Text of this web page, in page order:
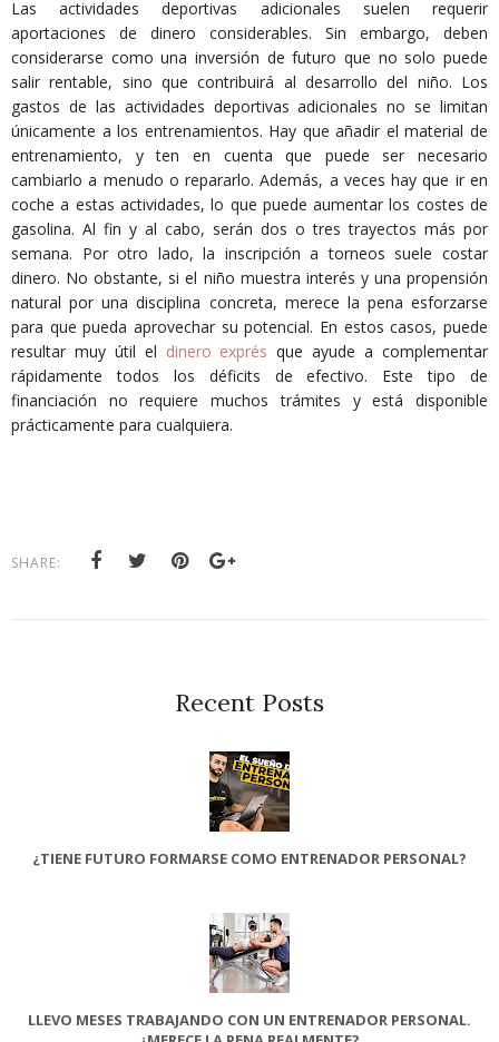
Las actividades deportivas adicionales suelen requerir
aportaciones de dinero considerables. Sin embargo, deben
considerarse como una inversión de futuro que no solo puede
salir rentable, sino que contribuirá al desarrollo del niño. Los
gastos de las actividades deportivas adicionales no se limitan
únicamente a los entrenamientos. Hay que añadir el material de
entrenamiento, y ten en cuenta que puede ser necesario
cambiarlo a menudo o repararlo. Además, a veces hay que ir en
coche a estas actividades, lo que puede aumentar los costes de
gasolina. Al fin y al cabo, serán dos o tres trayectos más por
semana. Por otro lado, la inscripción a torneos suele costar
dinero. No obstante, si el niño muestra interés y una propensión
natural por una disciplina concreta, merece la pena esforzarse
para que pueda aprovechar su potencial. En estos casos, puede
resultar muy útil el dinero exprés que ayude a complementar
rápidamente todos los déficits de efectivo. Este tipo de
financiación no requiere muchos trámites y está disponible
prácticamente para cualquiera.
SHARE:
Recent Posts
¿TIENE FUTURO FORMARSE COMO ENTRENADOR PERSONAL?
LLEVO MESES TRABAJANDO CON UN ENTRENADOR PERSONAL.